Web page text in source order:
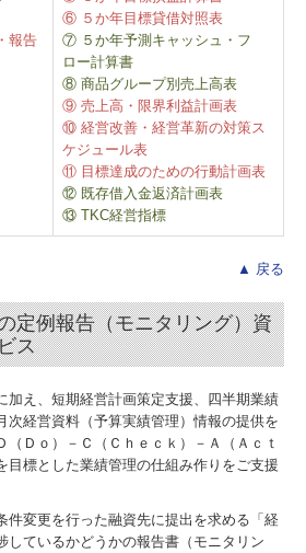
報告
⑥ ５か年目標貸借対照表
⑦ ５か年予測キャッシュ・フ
ロー計算書
⑧ 商品グループ別売上高表
⑨ 売上高・限界利益計画表
⑩ 経営改善・経営革新の対策ス
ケジュール表
⑪ 目標達成のための行動計画表
⑫ 既存借入金返済計画表
⑬ TKC経営指標
▲ 戻る
定例報告（モニタリング）資
ス
加え、短期経営計画策定支援、四半期業績
次経営資料（予算実績管理）情報の提供を
（Ｄｏ）－Ｃ（Ｃｈｅｃｋ）－Ａ（Ａｃｔ
目標とした業績管理の仕組み作りをご支援
件変更を行った融資先に提出を求める「経
しているかどうかの報告書（モニタリン